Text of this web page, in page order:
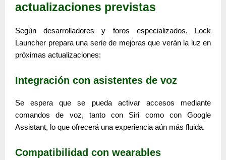
actualizaciones previstas
Según desarrolladores y foros especializados, Lock
Launcher prepara una serie de mejoras que verán la luz en
próximas actualizaciones:
Integración con asistentes de voz
Se espera que se pueda activar accesos mediante
comandos de voz, tanto con Siri como con Google
Assistant, lo que ofrecerá una experiencia aún más fluida.
Compatibilidad con wearables